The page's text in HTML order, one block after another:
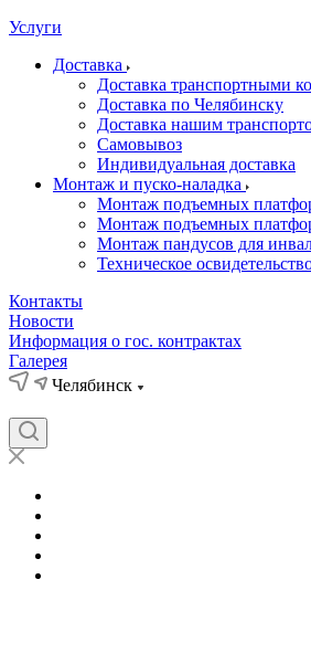
Услуги
Доставка
Доставка транспортными
Доставка по Челябинску
Доставка нашим
Самовывоз
Индивидуальная доставка
Монтаж и пуско-наладка
Монтаж подъемных
Монтаж подъемных
Монтаж пандусов для
Техническое
Контакты
Новости
Информация о гос. контрактах
Галерея
Челябинск